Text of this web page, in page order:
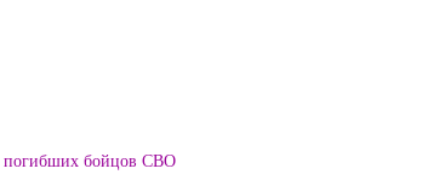
погибших бойцов СВО